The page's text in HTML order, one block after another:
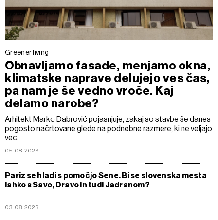
Greener living
Obnavljamo fasade, menjamo okna,
klimatske naprave delujejo ves čas,
pa nam je še vedno vroče. Kaj
delamo narobe?
Arhitekt Marko Dabrović pojasnjuje, zakaj so stavbe še danes
pogosto načrtovane glede na podnebne razmere, ki ne veljajo
več.
05.08.2026
Pariz se hladi s pomočjo Sene. Bi se slovenska mesta
lahko s Savo, Dravo in tudi Jadranom?
03.08.2026